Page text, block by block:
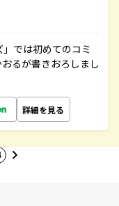
では初めてのコミ
るが書きおろしまし
詳細を見る